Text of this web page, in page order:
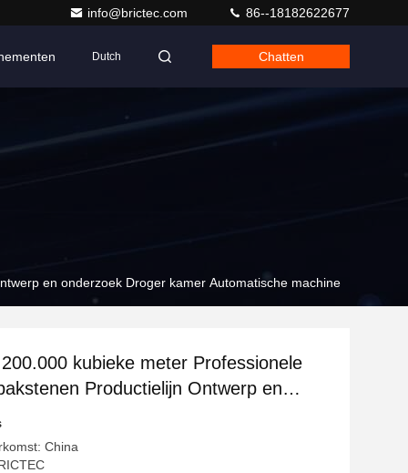
info@brictec.com 86--18182622677
Dutch Chatten
en onderzoek Droger kamer Automatische machine
kubieke meter Professionele
Productielijn Ontwerp en
China